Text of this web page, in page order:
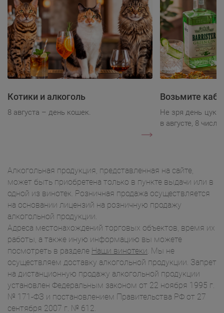
Котики и алкоголь
8 августа – день кошек.
Возьмите
Не зря день
в августе, 8 числа.
Алкогольная продукция, представленная на сайте,
может быть приобретена только в пункте выдачи или в
одной из винотек. Розничная продажа осуществляется
на основании лицензий на розничную продажу
алкогольной продукции.
Адреса местонахождений торговых объектов, время их
работы, а также иную информацию вы можете
посмотреть в разделе Наши винотеки. Мы не
осуществляем доставку алкогольной продукции. Запрет
на дистанционную продажу алкогольной продукции
установлен Федеральным законом от 22 ноября 1995 г.
№ 171-ФЗ и постановлением Правительства РФ от 27
сентября 2007 г. № 612.